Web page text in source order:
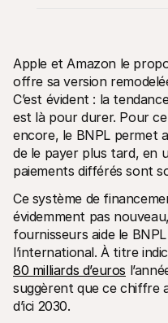
Ressources techniques
Portail développeurs
Découvrez les ressources
jour
Bibliothèques
Intégrez Mollie avec des
Communauté Discord
Rejoignez notre
À propos de Mollie
Tarifs
Consultez nos tarifs
À propos
Notre histoire et nos
Actualités
Lire les dernières actualités
Mollie
Apple et Amazon le
offre sa version
C’est évident : la
est là pour durer. Pour
encore, le BNPL permet
de le payer plus tard, en
paiements différés sont
Ce système de
évidemment pas
fournisseurs aide le
l’international. À titre
80 milliards d’euros
suggèrent que ce chiffre
d’ici 2030.